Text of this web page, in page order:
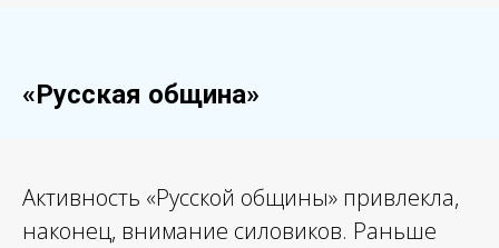
«Русская община»
Активность «Русской общины» привлекла,
наконец, внимание силовиков. Раньше